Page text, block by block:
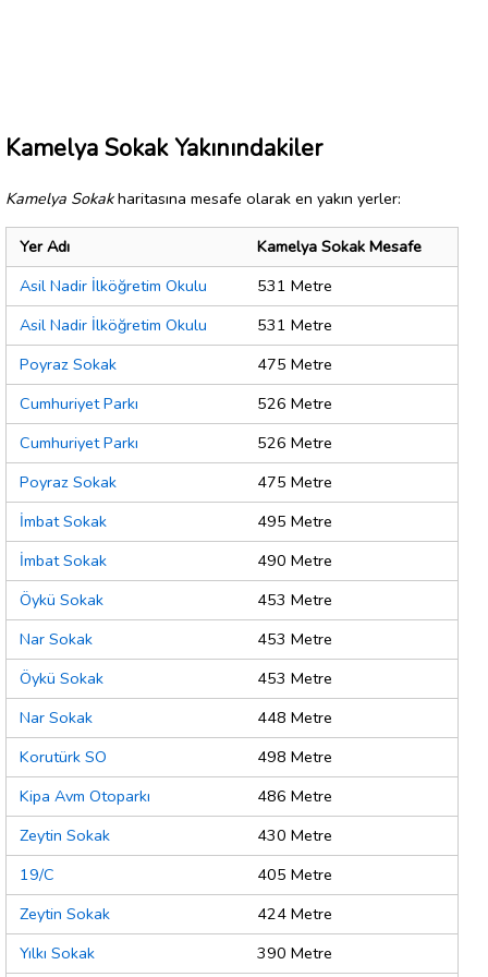
Kamelya Sokak Yakınındakiler
Kamelya Sokakharitasına mesafe olarak en yakın yerler:
Yer Adı
Kamelya Sokak Mesafe
Asil Nadir İlköğretim Okulu
531 Metre
Asil Nadir İlköğretim Okulu
531 Metre
Poyraz Sokak
475 Metre
Cumhuriyet Parkı
526 Metre
Cumhuriyet Parkı
526 Metre
Poyraz Sokak
475 Metre
İmbat Sokak
495 Metre
İmbat Sokak
490 Metre
Öykü Sokak
453 Metre
Nar Sokak
453 Metre
Öykü Sokak
453 Metre
Nar Sokak
448 Metre
Korutürk SO
498 Metre
Kipa Avm Otoparkı
486 Metre
Zeytin Sokak
430 Metre
19/C
405 Metre
Zeytin Sokak
424 Metre
Yılkı Sokak
390 Metre